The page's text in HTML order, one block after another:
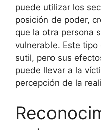
puede utilizar los
posición de poder,
que la otra persona
vulnerable. Este
sutil, pero sus
puede llevar a la
percepción de la